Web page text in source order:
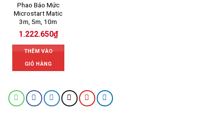
Phao Báo Mức
Microstart Matic
3m, 5m, 10m
1.222.650₫
THÊM VÀO
GIỎ HÀNG